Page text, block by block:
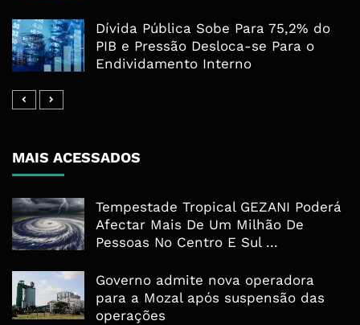
Dívida Pública Sobe Para 75,2% do
PIB e Pressão Desloca-se Para o
Endividamento Interno
MAIS ACESSADOS
Tempestade Tropical GEZANI Poderá
Afectar Mais De Um Milhão De
Pessoas No Centro E Sul ...
Governo admite nova operadora
para a Mozal após suspensão das
operações